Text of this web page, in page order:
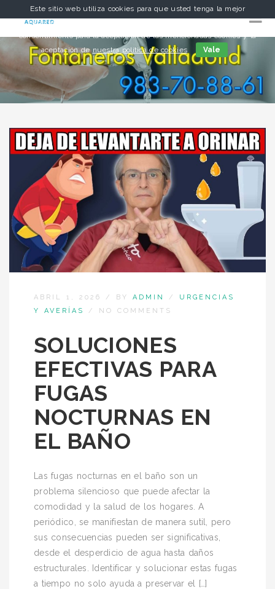
ABRIL 1, 2026 / BY ADMIN / URGENCIAS
Y AVERÍAS
/ NO COMMENTS
SOLUCIONES
EFECTIVAS PARA
FUGAS
NOCTURNAS EN
EL BAÑO
Las fugas nocturnas en el baño son un
problema silencioso que puede afectar la
comodidad y la salud de los hogares. A
periódico, se manifiestan de manera sutil, pero
sus consecuencias pueden ser significativas,
desde el desperdicio de agua hasta daños
estructurales. Identificar y solucionar estas fugas
a tiempo no solo ayuda a preservar el […]
Este sitio web utiliza cookies para que usted tenga la mejor
experiencia de usuario. Si continúa navegando está dando su
consentimiento para la aceptación de las mencionadas cookies y la
aceptación de nuestra política de cookies Vale